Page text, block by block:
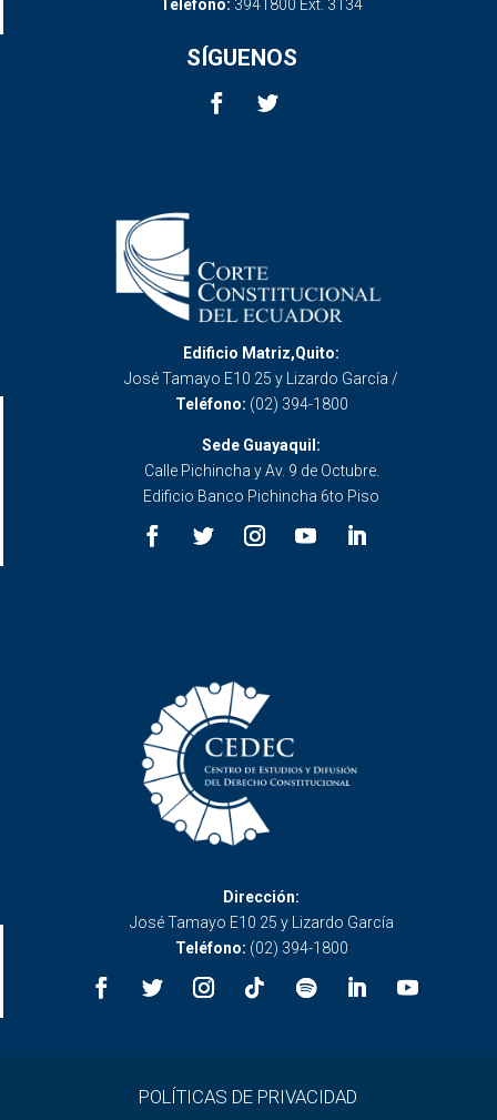
Teléfono: 3941800 Ext. 3134
SÍGUENOS
Edificio Matriz,Quito:
José Tamayo E10 25 y Lizardo García /
Teléfono: (02) 394-1800
Sede Guayaquil:
Calle Pichincha y Av. 9 de Octubre.
Edificio Banco Pichincha 6to Piso
Dirección:
José Tamayo E10 25 y Lizardo García
Teléfono: (02) 394-1800
POLÍTICAS DE PRIVACIDAD